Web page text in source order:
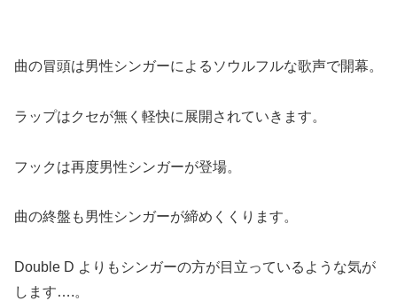
曲の冒頭は男性シンガーによるソウルフルな歌声で開幕。
ラップはクセが無く軽快に展開されていきます。
フックは再度男性シンガーが登場。
曲の終盤も男性シンガーが締めくくります。
Double D よりもシンガーの方が目立っているような気が
します….。